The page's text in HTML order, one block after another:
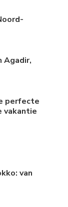
Agadir,
perfecte
vakantie
van